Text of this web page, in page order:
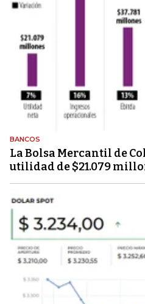
BANCOS
La Bolsa Mercantil de
utilidad de $21.079